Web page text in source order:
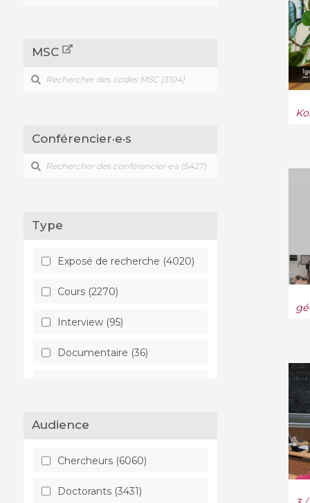
Apprentissage (207)
(104)
Combinatoire (455)
Complexité (30)
(65)
Dynamique Chaotique (10)
MSC
Conférencier·e·s
Type
Exposé de recherche (4020)
Cours (2270)
Interview (95)
Documentaire (36)
Audience
Chercheurs (6060)
Doctorants (3431)